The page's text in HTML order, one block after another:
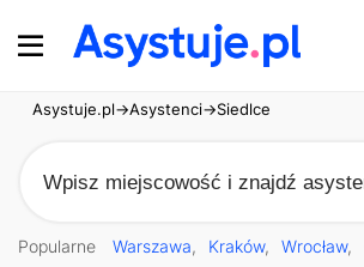
Asystuje.pl→Asystenci→Siedlce
Popularne Warszawa Kraków Wrocław